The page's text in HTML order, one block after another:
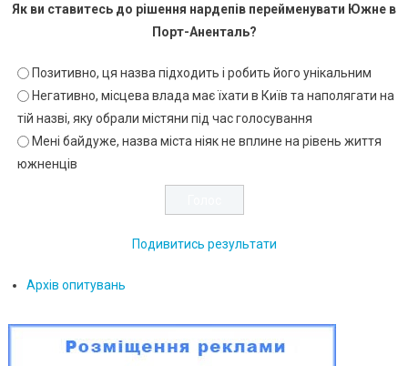
Як ви ставитесь до рішення нардепів перейменувати Южне в
Порт-Аненталь?
Позитивно, ця назва підходить і робить його унікальним
Негативно, місцева влада має їхати в Київ та наполягати на
тій назві, яку обрали містяни під час голосування
Мені байдуже, назва міста ніяк не вплине на рівень життя
южненців
Подивитись результати
Архів опитувань